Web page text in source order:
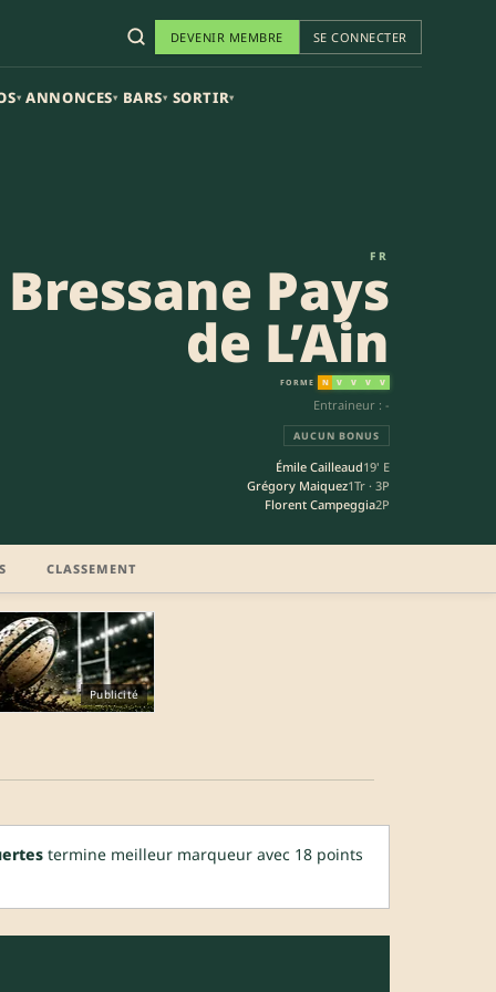
DEVENIR MEMBRE SE CONNECTER
▾ ANNONCES▾ BARS▾ SORTIR▾
FR
Bressane Pays
de L’Ain
FORME N V V V V
Entraineur : -
AUCUN BONUS
Émile Cailleaud19' E
Grégory Maiquez1Tr · 3P
Florent Campeggia2P
CLASSEMENT
Publicité
termine meilleur marqueur avec 18 points